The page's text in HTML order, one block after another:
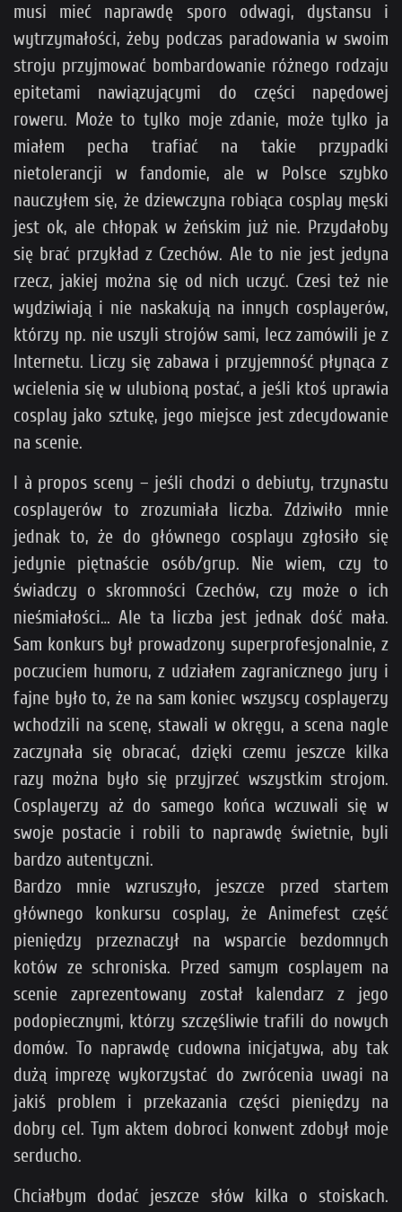
musi mieć naprawdę sporo odwagi, dystansu i
wytrzymałości, żeby podczas paradowania w swoim
stroju przyjmować bombardowanie różnego rodzaju
epitetami nawiązującymi do części napędowej
roweru. Może to tylko moje zdanie, może tylko ja
miałem pecha trafiać na takie przypadki
nietolerancji w fandomie, ale w Polsce szybko
nauczyłem się, że dziewczyna robiąca cosplay męski
jest ok, ale chłopak w żeńskim już nie. Przydałoby
się brać przykład z Czechów. Ale to nie jest jedyna
rzecz, jakiej można się od nich uczyć. Czesi też nie
wydziwiają i nie naskakują na innych cosplayerów,
którzy np. nie uszyli strojów sami, lecz zamówili je z
Internetu. Liczy się zabawa i przyjemność płynąca z
wcielenia się w ulubioną postać, a jeśli ktoś uprawia
cosplay jako sztukę, jego miejsce jest zdecydowanie
na scenie.
I à propos sceny – jeśli chodzi o debiuty, trzynastu
cosplayerów to zrozumiała liczba. Zdziwiło mnie
jednak to, że do głównego cosplayu zgłosiło się
jedynie piętnaście osób/grup. Nie wiem, czy to
świadczy o skromności Czechów, czy może o ich
nieśmiałości… Ale ta liczba jest jednak dość mała.
Sam konkurs był prowadzony superprofesjonalnie, z
poczuciem humoru, z udziałem zagranicznego jury i
fajne było to, że na sam koniec wszyscy cosplayerzy
wchodzili na scenę, stawali w okręgu, a scena nagle
zaczynała się obracać, dzięki czemu jeszcze kilka
razy można było się przyjrzeć wszystkim strojom.
Cosplayerzy aż do samego końca wczuwali się w
swoje postacie i robili to naprawdę świetnie, byli
bardzo autentyczni.
Bardzo mnie wzruszyło, jeszcze przed startem
głównego konkursu cosplay, że Animefest część
pieniędzy przeznaczył na wsparcie bezdomnych
kotów ze schroniska. Przed samym cosplayem na
scenie zaprezentowany został kalendarz z jego
podopiecznymi, którzy szczęśliwie trafili do nowych
domów. To naprawdę cudowna inicjatywa, aby tak
dużą imprezę wykorzystać do zwrócenia uwagi na
jakiś problem i przekazania części pieniędzy na
dobry cel. Tym aktem dobroci konwent zdobył moje
serducho.
Chciałbym dodać jeszcze słów kilka o stoiskach.